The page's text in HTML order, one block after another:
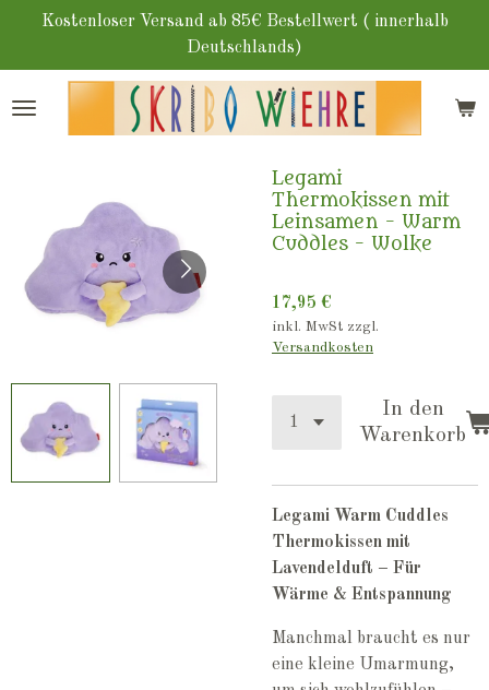
Zum
springen
Kostenloser Versand ab 85€ Bestellwert ( innerhalb
Deutschlands)
Legami
Thermokissen mit
Leinsamen - Warm
Cuddles - Wolke
17,95 €
inkl. MwSt zzgl.
Versandkosten
In den
Warenkorb
Legami Warm Cuddles
Thermokissen mit
Lavendelduft – Für
Wärme & Entspannung
Manchmal braucht es nur
eine kleine Umarmung,